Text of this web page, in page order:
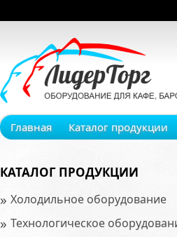
Главная Каталог продукции
КАТАЛОГ ПРОДУКЦИИ
» Холодильное оборудование
» Технологическое